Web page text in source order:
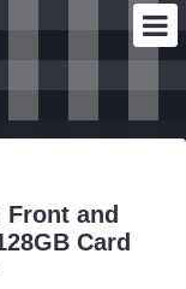
Front and
Card